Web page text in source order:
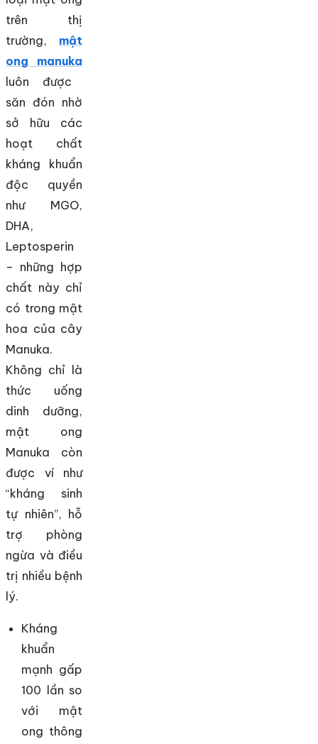
trên thị
trường, mật
ong manuka
luôn được
săn đón nhờ
sở hữu các
hoạt chất
kháng khuẩn
độc quyền
như MGO,
DHA,
Leptosperin
– những hợp
chất này chỉ
có trong mật
hoa của cây
Manuka.
Không chỉ là
thức uống
dinh dưỡng,
mật ong
Manuka còn
được ví như
“kháng sinh
tự nhiên”, hỗ
trợ phòng
ngừa và điều
trị nhiều bệnh
lý.
Kháng
khuẩn
mạnh gấp
100 lần so
với mật
ong thông